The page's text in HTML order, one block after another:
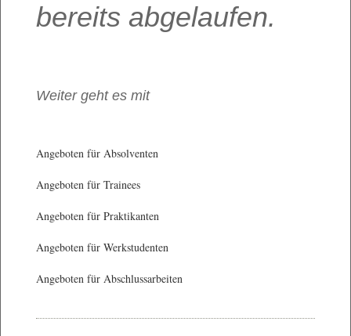
bereits abgelaufen.
Weiter geht es mit
Angeboten für Absolventen
Angeboten für Trainees
Angeboten für Praktikanten
Angeboten für Werkstudenten
Angeboten für Abschlussarbeiten